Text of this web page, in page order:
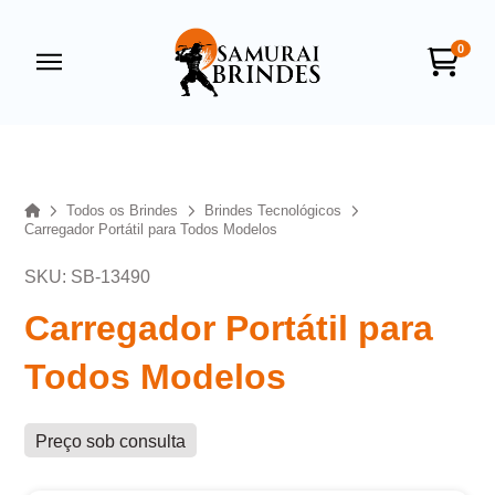
0
HomeTodos os Brindes
Brindes Tecnológicos
Carregador Portátil para Todos Modelos
SKU: SB-13490
Carregador Portátil para
Todos Modelos
Preço sob consulta